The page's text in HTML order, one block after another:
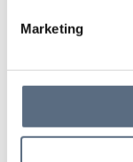
Marketing